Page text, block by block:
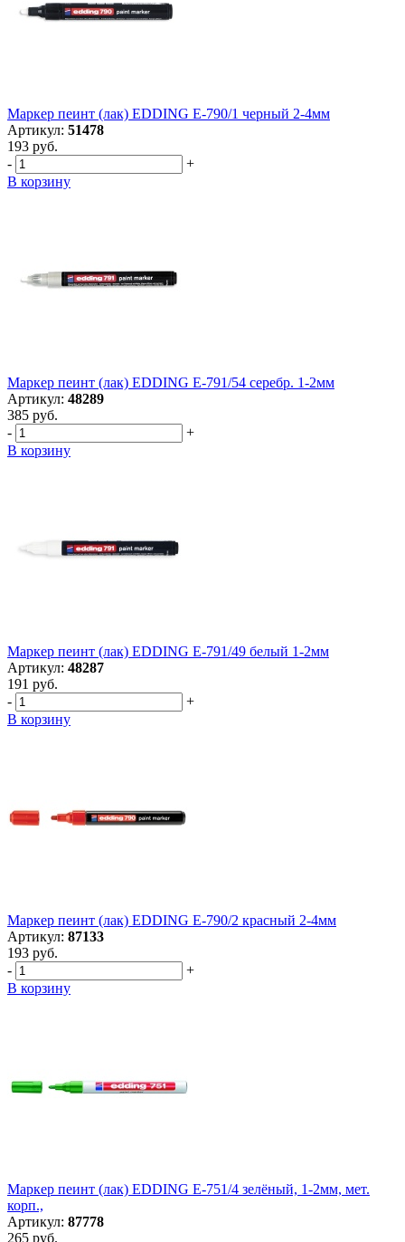
Маркер пеинт (лак) EDDING E-790/1 черный 2-4мм
Артикул: 51478
193 руб.
-
+
В корзину
Маркер пеинт (лак) EDDING E-791/54 серебр. 1-2мм
Артикул: 48289
385 руб.
-
+
В корзину
Маркер пеинт (лак) EDDING E-791/49 белый 1-2мм
Артикул: 48287
191 руб.
-
+
В корзину
Маркер пеинт (лак) EDDING E-790/2 красный 2-4мм
Артикул: 87133
193 руб.
-
+
В корзину
Маркер пеинт (лак) EDDING E-751/4 зелёный, 1-2мм, мет.
корп.,
Артикул: 87778
265 руб.